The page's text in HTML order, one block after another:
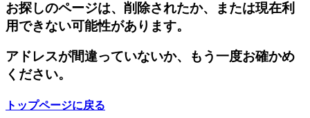
お探しのページは、削除されたか、または現在利
用できない可能性があります。
アドレスが間違っていないか、もう一度お確かめ
ください。
トップページに戻る